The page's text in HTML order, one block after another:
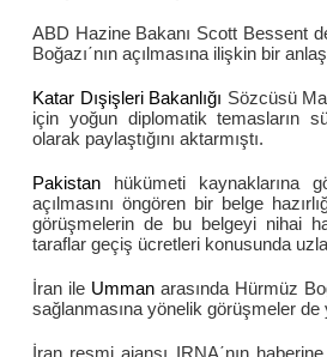
ABD Hazine Bakanı Scott Bessent
Boğazı΄nın açılmasına ilişkin bir
Katar Dışişleri Bakanlığı Sözcüsü
için yoğun diplomatik temasların
olarak paylaştığını aktarmıştı.
Pakistan hükümeti kaynaklarına
açılmasını öngören bir belge
görüşmelerin de bu belgeyi nihai
taraflar geçiş ücretleri konusunda
İran ile Ummanarasında Hürmüz
sağlanmasına yönelik görüşmeler de
İran resmi ajansı IRNA΄nın